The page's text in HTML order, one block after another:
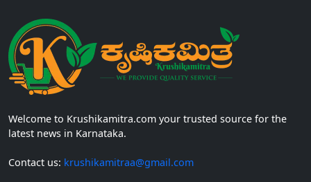
Welcome to Krushikamitra.com your trusted source for the
latest news in Karnataka.
Contact us: krushikamitraa@gmail.com